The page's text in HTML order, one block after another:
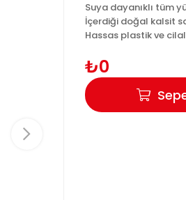
Suya dayanıklı tüm
İçerdiği doğal kalsit
Hassas plastik ve
₺0